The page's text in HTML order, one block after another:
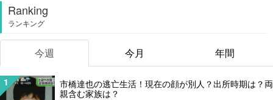
Ranking
ランキング
今週 今月 年間
1
市橋達也の逃亡生活！現在の顔が別人？出所時期は？両
親含む家族は？